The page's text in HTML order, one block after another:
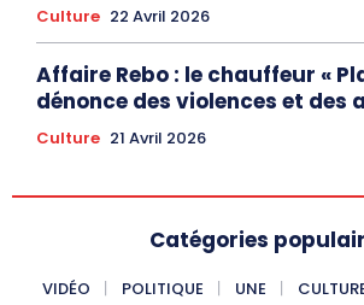
Culture 22 Avril 2026
Affaire Rebo : le chauffeur «
dénonce des violences et des
Culture 21 Avril 2026
Catégories
VIDÉO POLITIQUE UNE